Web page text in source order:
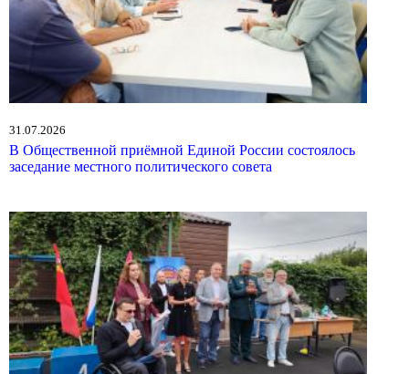
31.07.2026
В Общественной приёмной Единой России состоялось
заседание местного политического совета